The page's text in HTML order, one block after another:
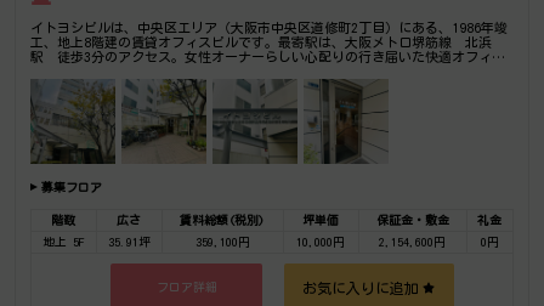
イトヨシビルは、中央区エリア（大阪市中央区道修町2丁目）にある、1986年竣
工、地上8階建の賃貸オフィスビルです。最寄駅は、大阪メトロ堺筋線 北浜
駅 徒歩3分のアクセス。女性オーナーらしい心配りの行き届いた快適オフィ
所、オフィス移転の事なら何でもご相談下さい。
募集フロア
階数 広さ 賃料総額(税別) 坪単価 保証金・敷金
礼金
地上 5F
35.91坪 359,100円 10,000円 2,154,600円 0円
フロア詳細 お気に入りに追加